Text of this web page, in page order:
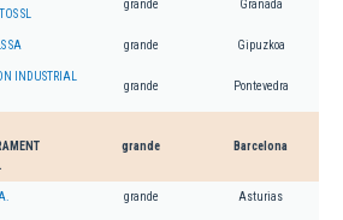
SL
grande Granada
SA grande Gipuzkoa
INDUSTRIAL
grande Pontevedra
grande Barcelona
grande Asturias